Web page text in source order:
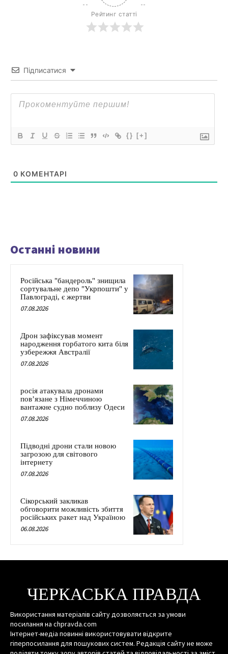
Рейтинг статті
Підписатися
{} [+]
0 КОМЕНТАРІ
Останні новини
Російська "бандероль" знищила
сортувальне депо "Укрпошти" у
Павлограді, є жертви
07.08.2026
Дрон зафіксував момент
народження горбатого кита біля
узбережжя Австралії
07.08.2026
росія атакувала дронами
пов’язане з Німеччиною
вантажне судно поблизу Одеси
07.08.2026
Підводні дрони стали новою
загрозою для світового
інтернету
07.08.2026
Сікорський закликав
обговорити можливість збиття
російських ракет над Україною
06.08.2026
ЧЕРКАСЬКА ПРАВДА
Використання матеріалів сайту дозволяється за умови
посилання на chpravda.com
Інтернет-медіа повинні використовувати відкрите
гіперпосилання для пошукових систем. Редакція сайту не може